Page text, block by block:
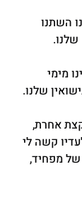
השתנו
מימי
שלנו.
אחרת,
קשה לי
של מפחיד,